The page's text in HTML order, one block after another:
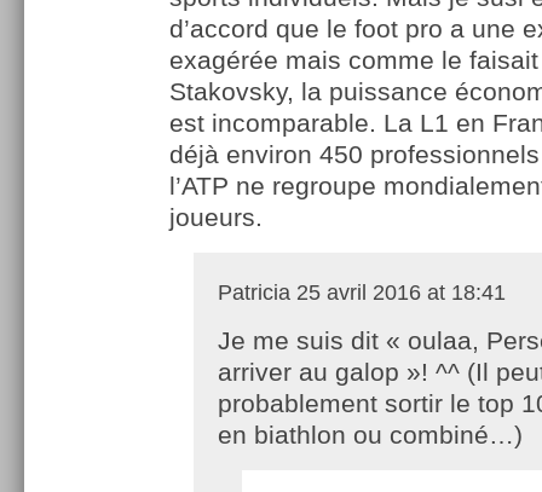
d’accord que le foot pro a une
exagérée mais comme le
Stakovsky, la puissance
est incomparable. La L1 en
déjà environ 450
l’ATP ne regroupe
joueurs.
Patricia 25 avril 2016 at 18:41
Je me suis dit « oulaa,
arriver au galop »! ^^ (Il
probablement sortir le top
en biathlon ou combiné…)